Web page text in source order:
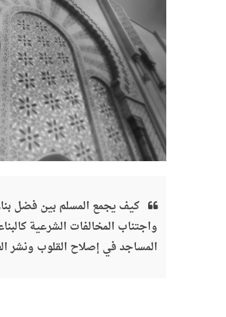
كيف يجمع المسلم بين فضل
واجتناب المخالفات الشرعية
المساجد في إصلاح القلوب ونشر